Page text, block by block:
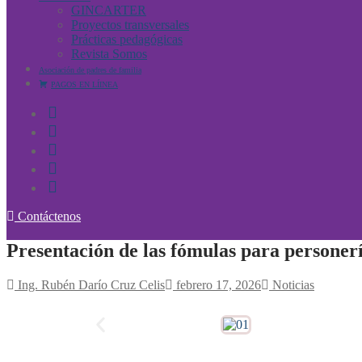
GINCARTER
Proyectos transversales
Prácticas pedagógicas
Revista Somos
Asociación de padres de familia
PAGOS EN LÍINEA
Contáctenos
Presentación de las fómulas para
Ing. Rubén Darío Cruz Celis febrero 17, 2026 Noticias